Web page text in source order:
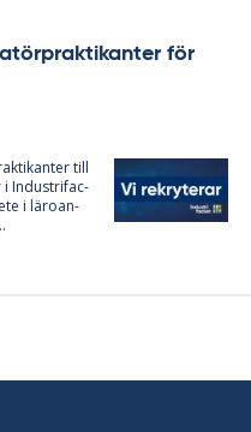
för
till
i In­du­stri­fac­
i läro­an­